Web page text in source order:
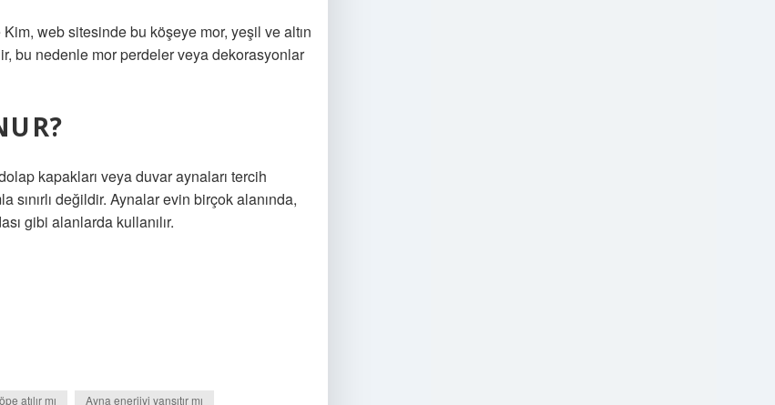
web sitesinde bu köşeye mor, yeşil ve altın
bu nedenle mor perdeler veya dekorasyonlar
kapakları veya duvar aynaları tercih
değildir. Aynalar evin birçok alanında,
gibi alanlarda kullanılır.
atılır mı Ayna enerjiyi yansıtır mı